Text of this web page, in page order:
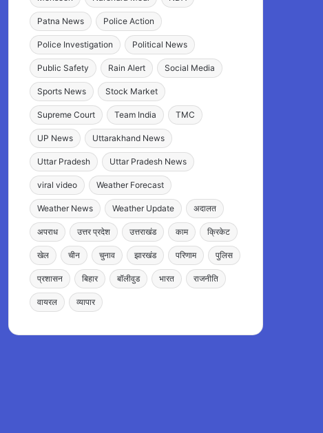
Patna News Police Action
Police Investigation Political News
Public Safety Rain Alert Social Media
Sports News Stock Market
Supreme Court Team India TMC
UP News Uttarakhand News
Uttar Pradesh Uttar Pradesh News
viral video Weather Forecast
Weather News Weather Update अदालत
अपराध उत्तर प्रदेश उत्तराखंड काम क्रिकेट
खेल चीन चुनाव झारखंड परिणाम पुलिस
प्रशासन बिहार बॉलीवुड भारत राजनीति
वायरल व्यापार